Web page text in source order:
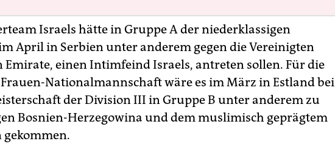
Israels hätte in Gruppe A der niederklassigen
April in Serbien unter anderem gegen die Vereinigten
Emirate, einen Intimfeind Israels, antreten sollen. Für die
Nationalmannschaft wäre es im März in Estland bei
der Division III in Gruppe B unter anderem zu
Bosnien-Herzegowina und dem muslimisch geprägtem